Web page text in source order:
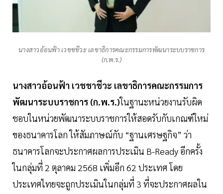
นางสาวอ้อนฟ้า เวชชชีวะ เลขาธิการคณะกรรมการพัฒนาระบบราชการ
(ก.พ.ร.)
นางสาวอ้อนฟ้า เวชชาชีวะ เลขาธิการคณะกรรมการ
พัฒนาระบบราชการ (ก.พ.ร.)ในฐานะหน่วยงานรับผิด
ชอบในหน่วยพัฒนาระบบราชการให้สอดรับกับเกณฑ์ใหม่
ของธนาคารโลก ให้สัมภาษณ์กับ “ฐานเศรษฐกิจ” ว่า
ธนาคารโลกจะประกาศผลการประเมิน B-Ready อีกครั้ง
ในกลุ่มที่ 2 ตุลาคม 2568 เพิ่มอีก 62 ประเทศ โดย
ประเทศไทยจะถูกประเมินในกลุ่มที่ 3 ที่จะประกาศผลใน